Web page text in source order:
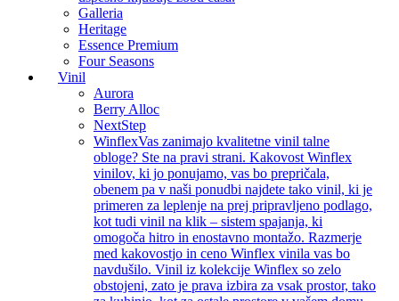
Galleria
Heritage
Essence Premium
Four Seasons
Vinil
Aurora
Berry Alloc
NextStep
WinflexVas zanimajo kvalitetne vinil talne
obloge? Ste na pravi strani. Kakovost Winflex
vinilov, ki jo ponujamo, vas bo prepričala,
obenem pa v naši ponudbi najdete tako vinil, ki je
primeren za leplenje na prej pripravljeno podlago,
kot tudi vinil na klik – sistem spajanja, ki
omogoča hitro in enostavno montažo. Razmerje
med kakovostjo in ceno Winflex vinila vas bo
navdušilo. Vinil iz kolekcije Winflex so zelo
obstojeni, zato je prava izbira za vsak prostor, tako